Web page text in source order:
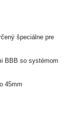
špeciálne pre
BBB so systémom
45mm